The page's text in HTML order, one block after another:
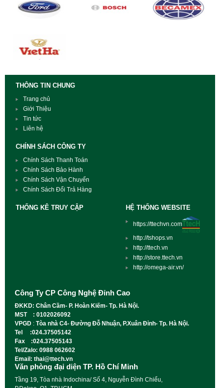
THÔNG TIN CHUNG
Trang chủ
Giới Thiệu
Tin tức
Liên hệ
CHÍNH SÁCH CÔNG TY
Chính Sách Thanh Toán
Chính Sách Bảo Hành
Chính Sách Vận Chuyển
Chính Sách Đổi Trả Hàng
THỐNG KÊ TRUY CẬP HỆ THỐNG WEBSITE
https://ttechvn.com
http://tshops.vn
http://ttech.vn
http://store.ttech.vn
http://omega-air.vn/
Công Ty CP Công Nghệ Đỉnh Cao
ĐKKD: Chân Cầm- P. Hoàn Kiếm- Tp. Hà Nội.
MST : 0102026092
VPGD : Tòa nhà C4- Đường Đỗ Nhuận, P.Xuân Đỉnh- Tp. Hà Nội.
Tel :024.37505142
Fax :024.37505143
Tel/Zalo: 0988 062602
Email: thai@ttech.vn
Văn phòng đại diện TP. Hồ Chí Minh
Tầng 19, Tòa nhà Indochina/ Số 4, Nguyễn Đình Chiểu,